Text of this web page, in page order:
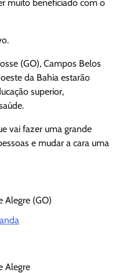
muito beneficiado com o
(GO), Campos Belos
da Bahia estarão
superior,
vai fazer uma grande
e mudar a cara uma
Alegre (GO)
Alegre